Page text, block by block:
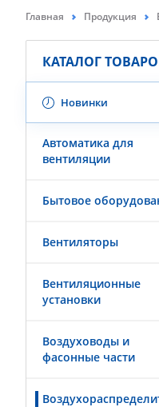
Главная Продукция
КАТАЛОГ
Новинки
Автоматика для
вентиляции
Бытовое
Вентиляторы
Вентиляционные
установки
Воздуховоды и
фасонные части